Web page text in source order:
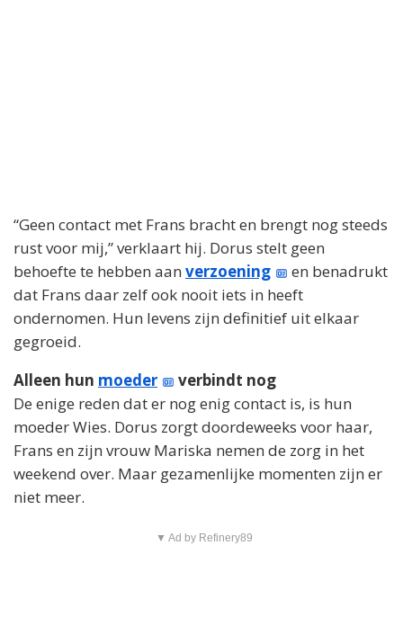
“Geen contact met Frans bracht en brengt nog steeds
rust voor mij,” verklaart hij. Dorus stelt geen
behoefte te hebben aan verzoening
en benadrukt
dat Frans daar zelf ook nooit iets in heeft
ondernomen. Hun levens zijn definitief uit elkaar
gegroeid.
Alleen hun moeder
verbindt nog
De enige reden dat er nog enig contact is, is hun
moeder Wies. Dorus zorgt doordeweeks voor haar,
Frans en zijn vrouw Mariska nemen de zorg in het
weekend over. Maar gezamenlijke momenten zijn er
niet meer.
▼ Ad by Refinery89